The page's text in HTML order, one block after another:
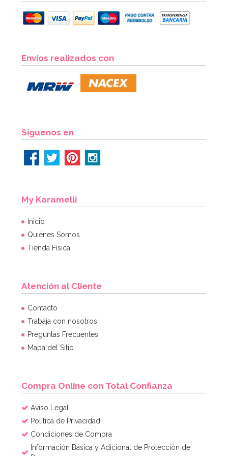
Envíos realizados con
Síguenos en
My Karamelli
Inicio
Quiénes Somos
Tienda Física
Atención al Cliente
Contacto
Trabaja con nosotros
Preguntas Frecuentes
Mapa del Sitio
Compra Online con Total Confianza
Aviso Legal
Política de Privacidad
Condiciones de Compra
Información Básica y Adicional de Protección de